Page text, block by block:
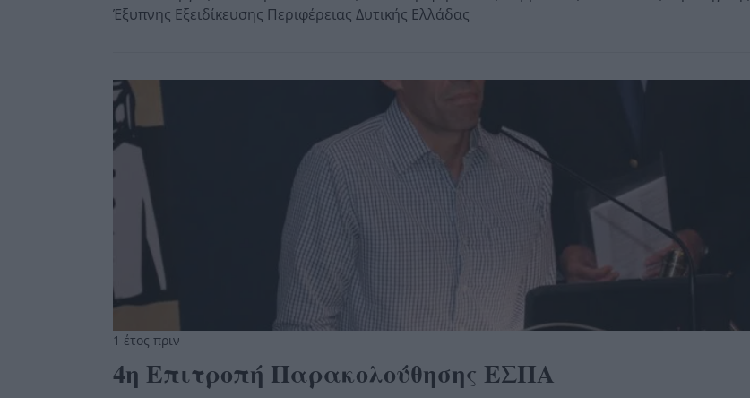
Έξυπνης Εξειδίκευσης Περιφέρειας Δυτικής Ελλάδας
1 έτος πριν
4η Επιτροπή Παρακολούθησης ΕΣΠΑ